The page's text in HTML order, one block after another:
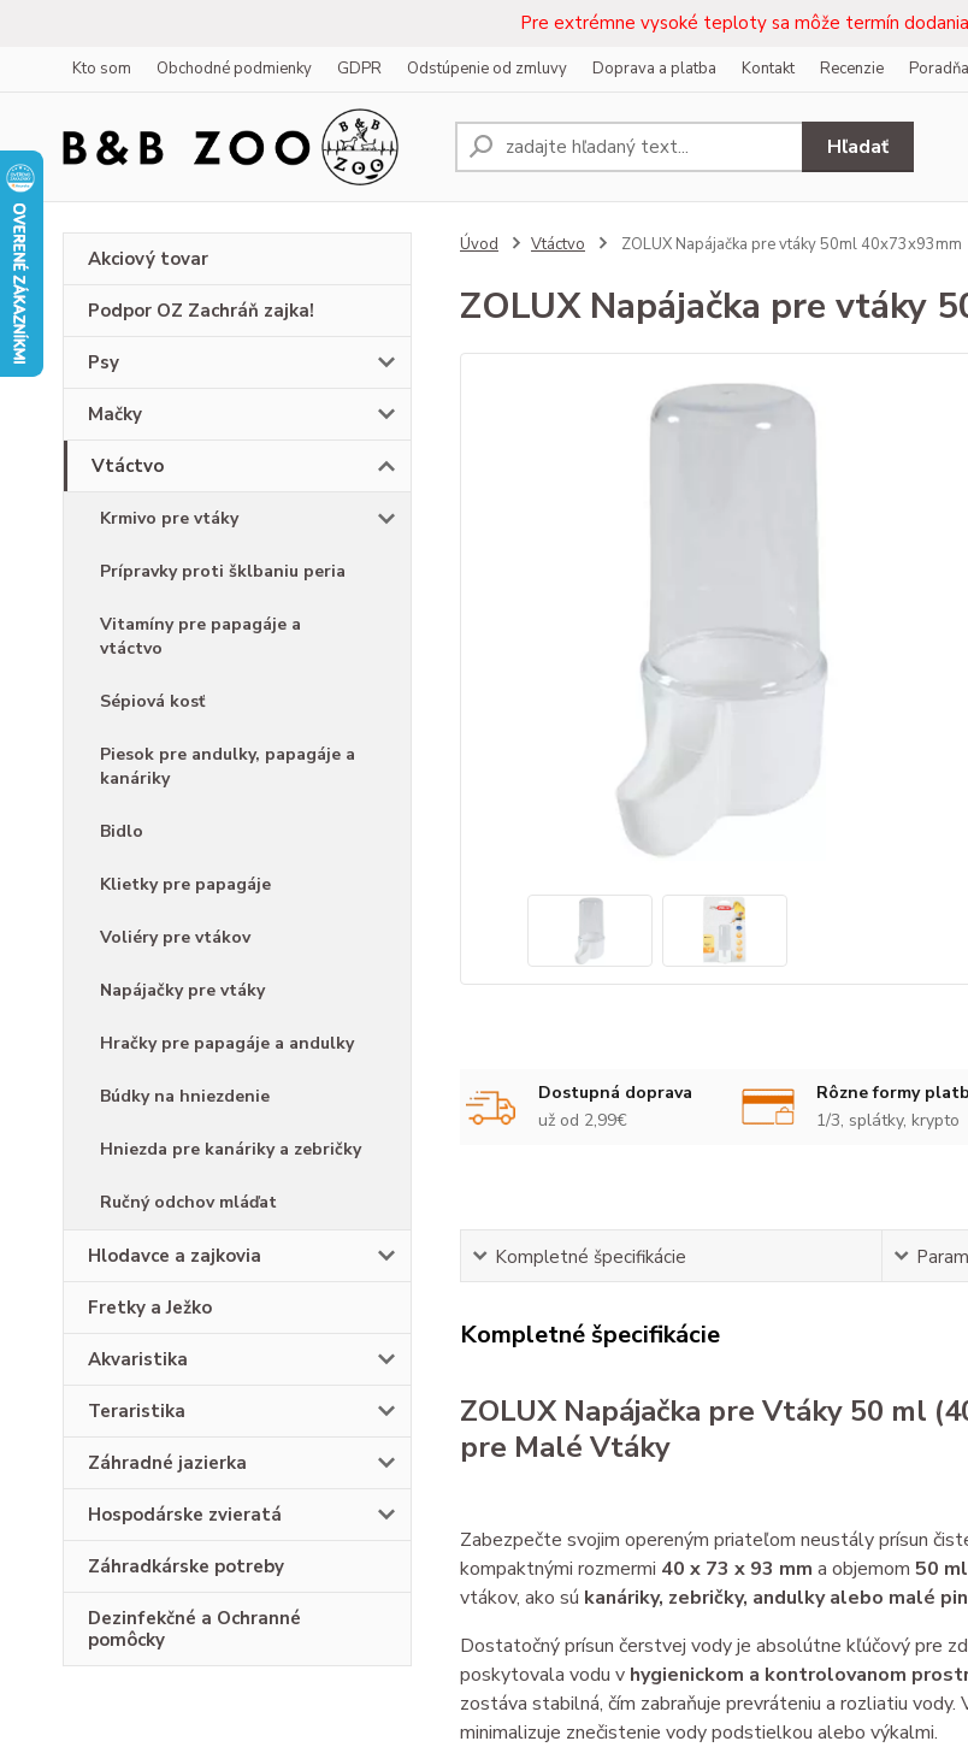
Pre extrémne vysoké teploty sa môže termín
Kto som Obchodné podmienky GDPR Odstúpenie od zmluvy Doprava a platba Kontakt Recenzie Poradňa
Hľadať
Akciový tovar
Podpor OZ Zachráň zajka!
Psy
Mačky
Vtáctvo
Krmivo pre vtáky
Prípravky proti šklbaniu peria
Vitamíny pre papagáje a
vtáctvo
Sépiová kosť
Piesok pre andulky, papagáje a
kanáriky
Bidlo
Klietky pre papagáje
Voliéry pre vtákov
Napájačky pre vtáky
Hračky pre papagáje a andulky
Búdky na hniezdenie
Hniezda pre kanáriky a zebričky
Ručný odchov mláďat
Hlodavce a zajkovia
Fretky a Ježko
Akvaristika
Teraristika
Záhradné jazierka
Hospodárske zvieratá
Záhradkárske potreby
Dezinfekčné a Ochranné
pomôcky
Úvod Vtáctvo ZOLUX Napájačka pre vtáky 50ml 40x73x93mm
ZOLUX Napájačka pre vtáky
Dostupná doprava
už od 2,99€
Rôzne formy
1/3, splátky, krypto
Kompletné špecifikácie
Kompletné špecifikácie
ZOLUX Napájačka pre Vtáky 50 ml
pre Malé Vtáky
Zabezpečte svojim opereným priateľom neustály prísun
kompaktnými rozmermi 40 x 73 x 93 mm a objemom 50 ml
vtákov, ako sú kanáriky, zebričky, andulky alebo malé
Dostatočný prísun čerstvej vody je absolútne kľúčový pre
poskytovala vodu v hygienickom a kontrolovanom
zostáva stabilná, čím zabraňuje prevráteniu a rozliatiu
minimalizuje znečistenie vody podstielkou alebo výkalmi.